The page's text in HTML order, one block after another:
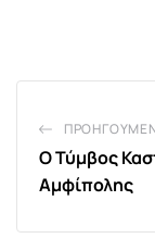
Ο Τύμβος
Αμφίπολης